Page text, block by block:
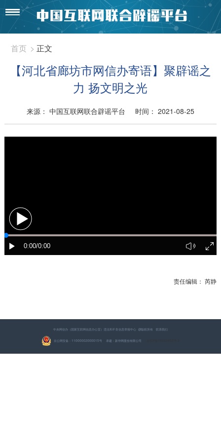
首页 > 正文
【河北省廊坊市网信办寄语】聚辟谣之
力 扬文明之光
来源： 中国互联网联合辟谣平台 时间： 2021-08-25
责任编辑： 芮静
中央网信办（国家互联网信息办公室）违法和不良信息举报中心 @版权所有 联系我们
京公网安备：11000002000015号 承建：新华网股份有限公司